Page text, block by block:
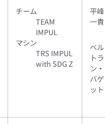
チーム
TEAM
IMPUL
マシン
TRS IMPUL
with SDG Z
平峰
一貴
ベル
トラ
ン・
バゲ
ット